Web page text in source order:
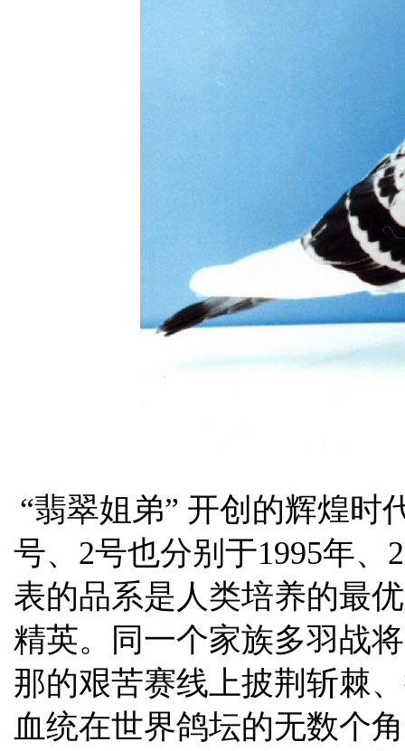
“翡翠姐弟” 开创的辉煌时
号、2号也分别于1995年、
表的品系是人类培养的最
精英。同一个家族多羽战
那的艰苦赛线上披荆斩棘
血统在世界鸽坛的无数个